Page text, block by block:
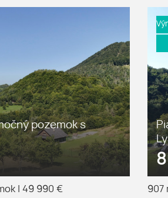
pozemok s
49 990 € 907